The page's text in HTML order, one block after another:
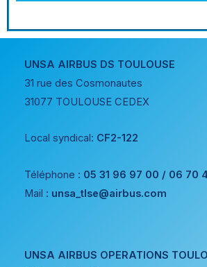
UNSA AIRBUS DS TOULOUSE
31 rue des Cosmonautes
31077 TOULOUSE CEDEX
Local syndical: CF2-122
Téléphone : 05 31 96 97 00 / 06 70
Mail : unsa_tlse@airbus.com
UNSA AIRBUS OPERATIONS